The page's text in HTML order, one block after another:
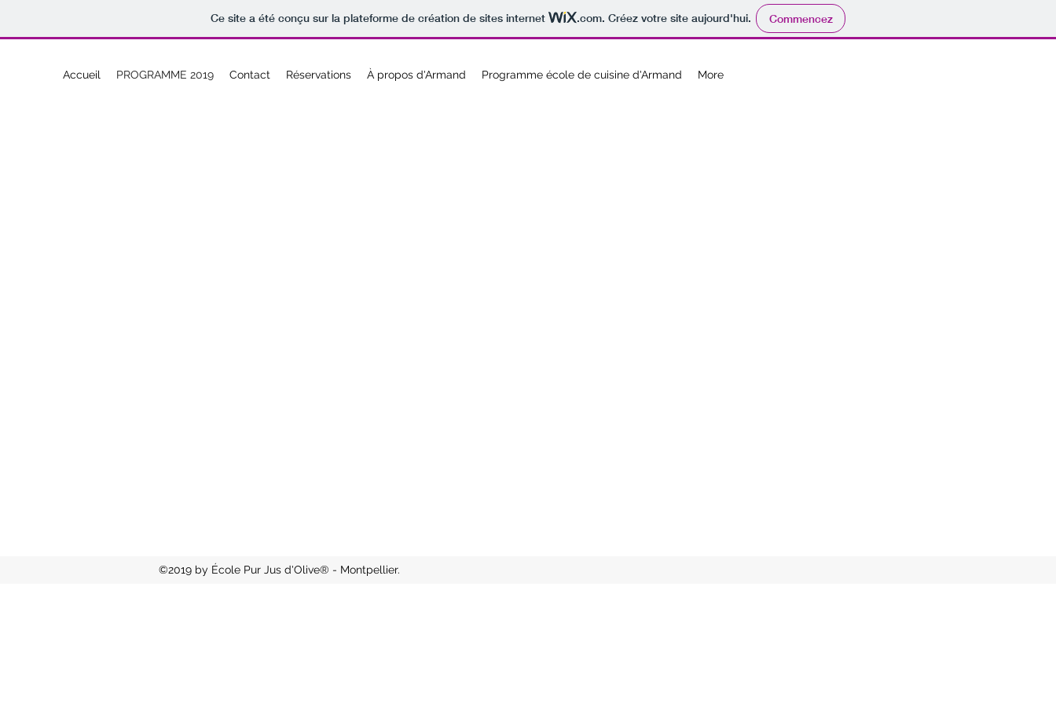
Ce site a été conçu sur la plateforme de création de sites internet .com. Créez votre site aujourd'hui. Commencez
Accueil PROGRAMME 2019 Contact Réservations À propos d'Armand Programme école de cuisine d'Armand More
©2019 by École Pur Jus d'Olive® - Montpellier.